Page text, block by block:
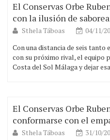
El Conservas Orbe
con la ilusión de
Sthela Táboas
04/11/
Con una distancia de seis tanto
con su próximo rival, el equipo
Costa del Sol Málaga y dejar
El Conservas Orbe
conformarse con el
Sthela Táboas
31/10/